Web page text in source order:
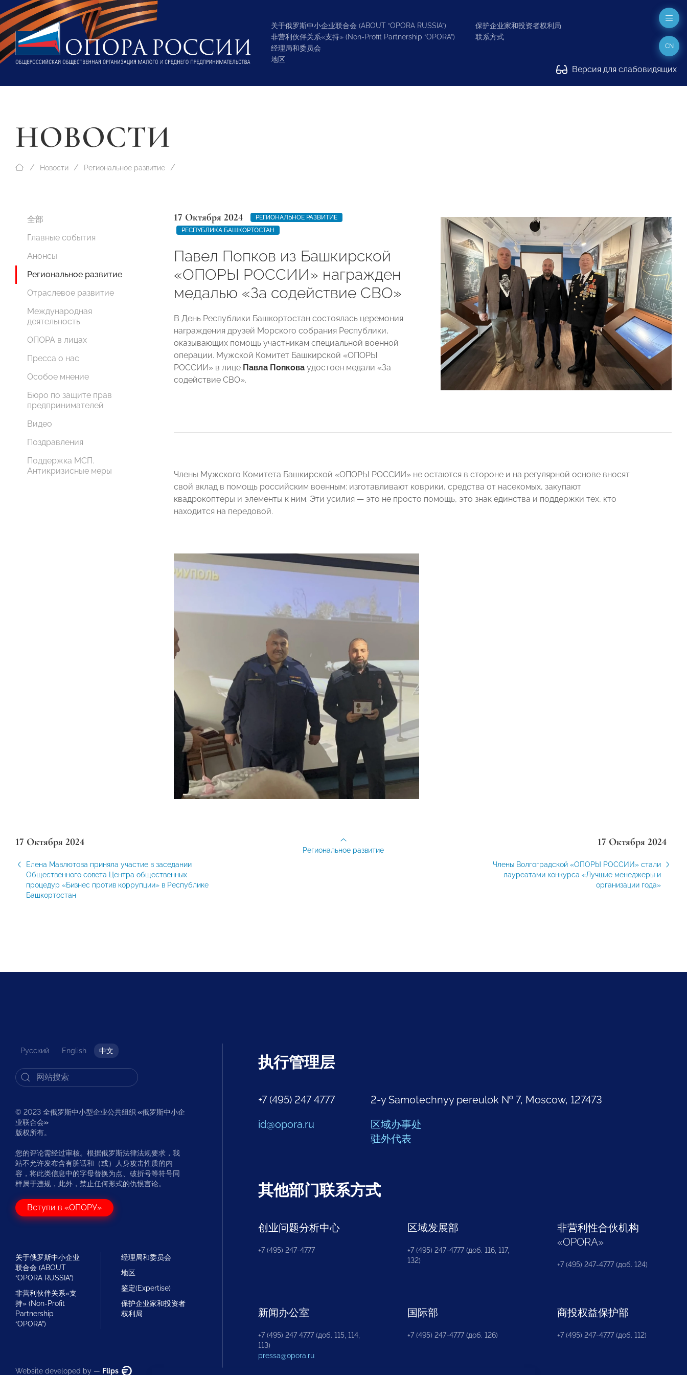
关于俄罗斯中小企业联合会 (ABOUT “OPORA RUSSIA”)
非营利伙伴关系«支持» (Non-Profit Partnership “OPORA”)
经理局和委员会
地区
保护企业家和投资者权利局
联系方式
Версия для слабовидящих
CN
НОВОСТИ
Новости Региональное развитие
全部
Главные события
Анонсы
Региональное развитие
Отраслевое развитие
Международная
деятельность
ОПОРА в лицах
Пресса о нас
Особое мнение
Бюро по защите прав
предпринимателей
Видео
Поздравления
Поддержка МСП.
Антикризисные меры
17 Октября 2024
РЕГИОНАЛЬНОЕ РАЗВИТИЕ
РЕСПУБЛИКА БАШКОРТОСТАН
Павел Попков из Башкирской
«ОПОРЫ РОССИИ» награжден
медалью «За содействие СВО»
В День Республики Башкортостан состоялась церемония
награждения друзей Морского собрания Республики,
оказывающих помощь участникам специальной военной
операции. Мужской Комитет Башкирской «ОПОРЫ
РОССИИ» в лице Павла Попкова удостоен медали «За
содействие СВО».
Члены Мужского Комитета Башкирской «ОПОРЫ РОССИИ» не остаются в стороне и на регулярной основе вносят
свой вклад в помощь российским военным: изготавливают коврики, средства от насекомых, закупают
квадрокоптеры и элементы к ним. Эти усилия — это не просто помощь, это знак единства и поддержки тех, кто
находится на передовой.
17 Октября 2024
Елена Мавлютова приняла участие в заседании
Общественного совета Центра общественных
процедур «Бизнес против коррупции» в Республике
Башкортостан
17 Октября 2024
Члены Волгоградской «ОПОРЫ РОССИИ» стали
лауреатами конкурса «Лучшие менеджеры и
организации года»
Региональное развитие
Русский English 中文
© 2023 全俄罗斯中小型企业公共组织 «俄罗斯中小企
业联合会»
版权所有。
您的评论需经过审核。根据俄罗斯法律法规要求，我
站不允许发布含有脏话和（或）人身攻击性质的内
容，将此类信息中的字母替换为点、破折号等符号同
样属于违规，此外，禁止任何形式的仇恨言论。
Вступи в «ОПОРУ»
关于俄罗斯中小企业
联合会 (ABOUT
“OPORA RUSSIA”)
非营利伙伴关系«支
持» (Non-Profit
Partnership
“OPORA”)
经理局和委员会
地区
鉴定(Expertise)
保护企业家和投资者
权利局
Website developed by — Flips
执行管理层
+7 (495) 247 4777
id@opora.ru
2-y Samotechnyy pereulok № 7, Moscow, 127473
区域办事处
驻外代表
其他部门联系方式
创业问题分析中心
+7 (495) 247-4777
区域发展部
+7 (495) 247-4777 (доб. 116, 117,
132)
非营利性合伙机构
«OPORA»
+7 (495) 247-4777 (доб. 124)
新闻办公室
+7 (495) 247 4777 (доб. 115, 114,
113)
pressa@opora.ru
国际部
+7 (495) 247-4777 (доб. 126)
商投权益保护部
+7 (495) 247-4777 (доб. 112)